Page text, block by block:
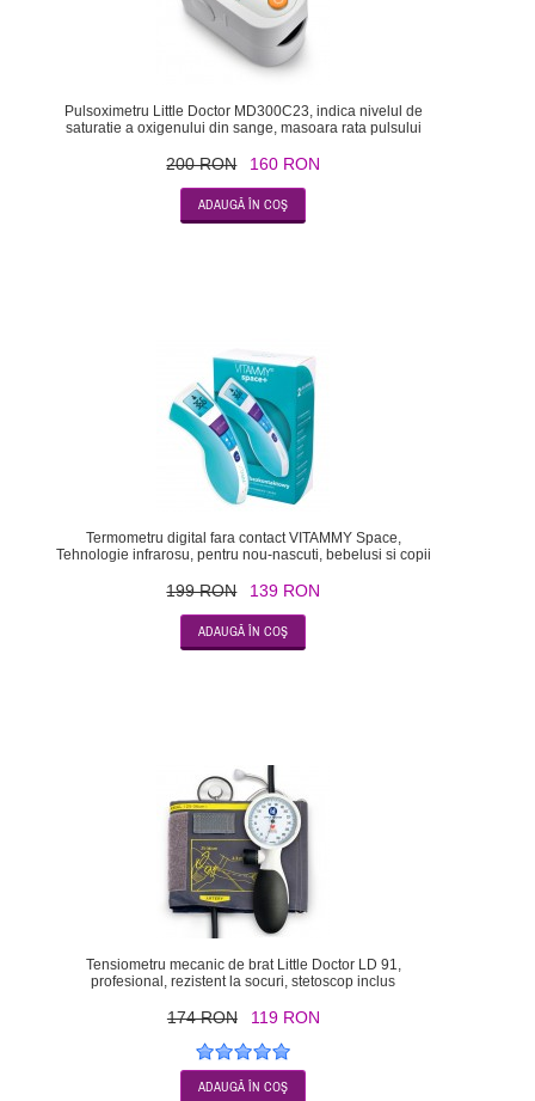
Pulsoximetru Little Doctor MD300C23, indica nivelul de
saturatie a oxigenului din sange, masoara rata pulsului
200 RON 160 RON
Termometru digital fara contact VITAMMY Space,
Tehnologie infrarosu, pentru nou-nascuti, bebelusi si copii
199 RON 139 RON
Tensiometru mecanic de brat Little Doctor LD 91,
profesional, rezistent la socuri, stetoscop inclus
174 RON 119 RON